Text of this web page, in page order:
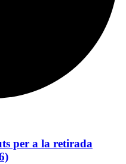
per a la retirada